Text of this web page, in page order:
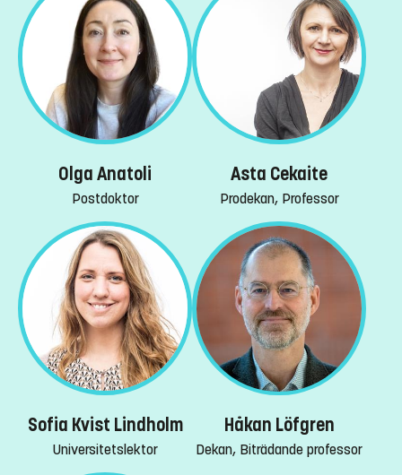
Olga Anatoli
Postdoktor
Asta Cekaite
Prodekan, Professor
Sofia Kvist Lindholm
Universitetslektor
Håkan Löfgren
Dekan, Biträdande professor